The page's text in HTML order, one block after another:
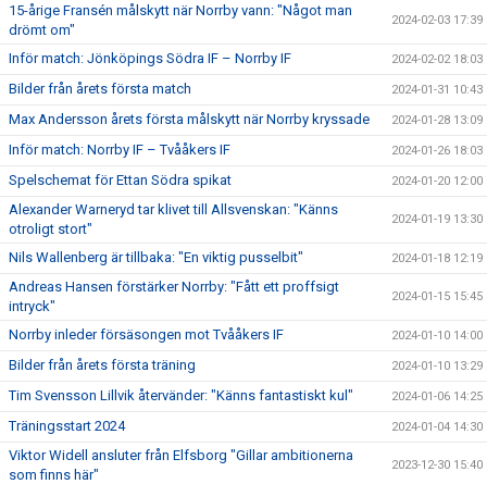
15-årige Fransén målskytt när Norrby vann: "Något man
drömt om"
2024-02-03 17:39
Inför match: Jönköpings Södra IF – Norrby IF 2024-02-02 18:03
Bilder från årets första match 2024-01-31 10:43
Max Andersson årets första målskytt när Norrby kryssade 2024-01-28 13:09
Inför match: Norrby IF – Tvååkers IF 2024-01-26 18:03
Spelschemat för Ettan Södra spikat 2024-01-20 12:00
Alexander Warneryd tar klivet till Allsvenskan: "Känns
otroligt stort"
2024-01-19 13:30
Nils Wallenberg är tillbaka: "En viktig pusselbit" 2024-01-18 12:19
Andreas Hansen förstärker Norrby: "Fått ett proffsigt
intryck"
2024-01-15 15:45
Norrby inleder försäsongen mot Tvååkers IF 2024-01-10 14:00
Bilder från årets första träning 2024-01-10 13:29
Tim Svensson Lillvik återvänder: "Känns fantastiskt kul" 2024-01-06 14:25
Träningsstart 2024 2024-01-04 14:30
Viktor Widell ansluter från Elfsborg "Gillar ambitionerna
som finns här"
2023-12-30 15:40